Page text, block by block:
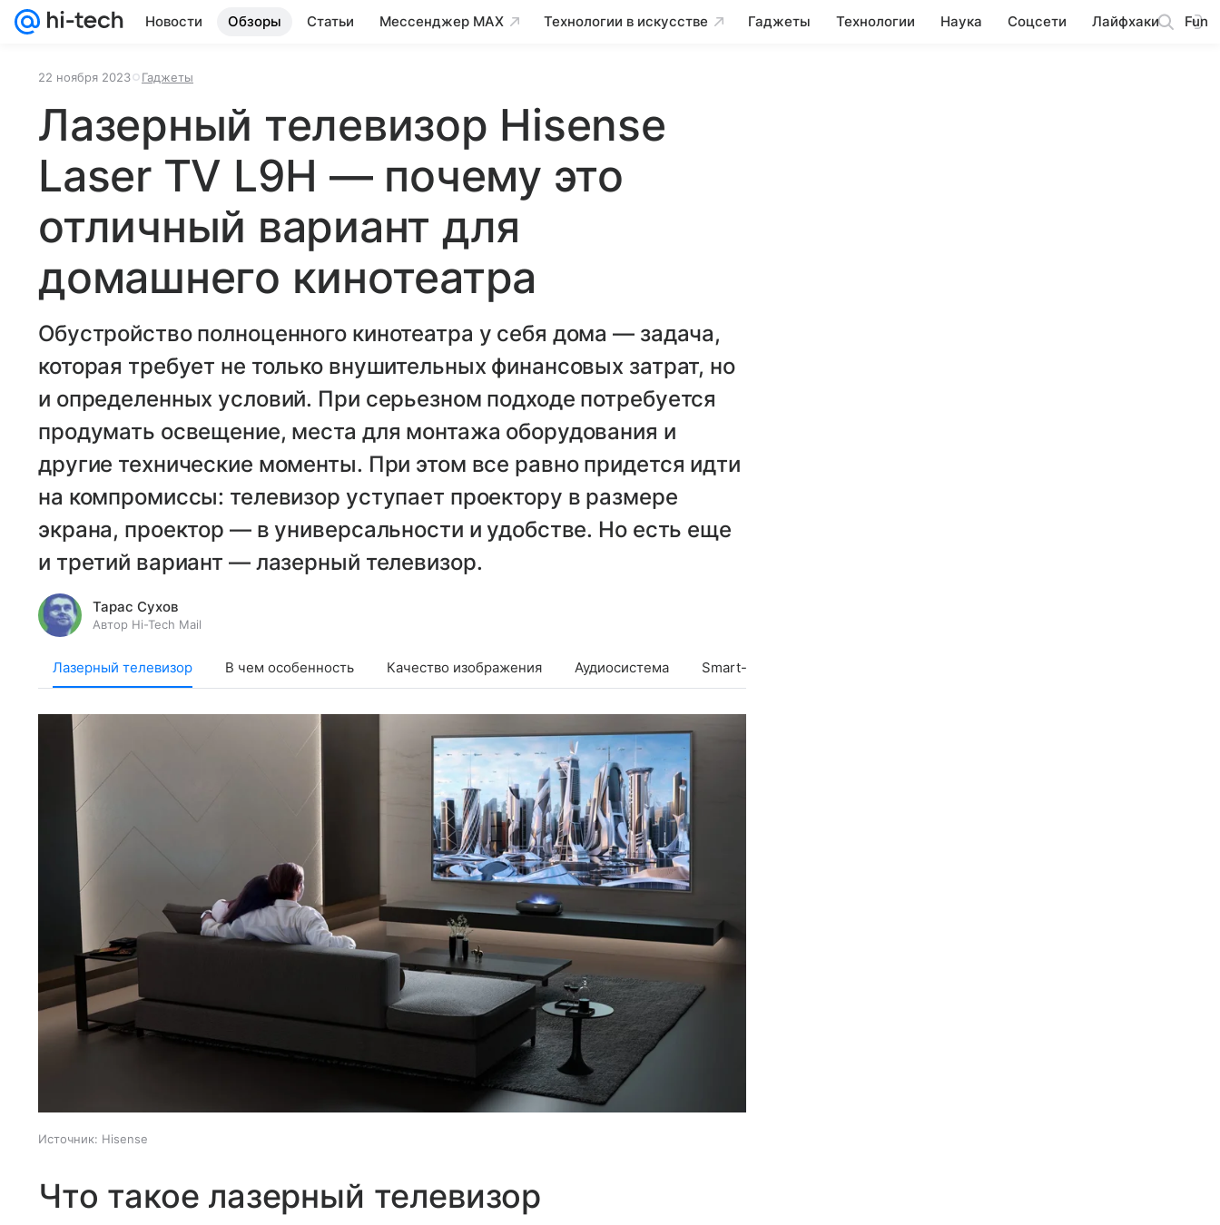
Новости Обзоры Статьи Мессенджер MAX Технологии в искусстве Гаджеты Технологии Наука Соцсети Лайфхаки Fun
22 ноября 2023 Гаджеты
Лазерный телевизор Hisense
Laser TV L9H — почему это
отличный вариант для
домашнего кинотеатра
Обустройство полноценного кинотеатра у себя дома — задача,
которая требует не только внушительных финансовых затрат, но
и определенных условий. При серьезном подходе потребуется
продумать освещение, места для монтажа оборудования и
другие технические моменты. При этом все равно придется идти
на компромиссы: телевизор уступает проектору в размере
экрана, проектор — в универсальности и удобстве. Но есть еще
и третий вариант — лазерный телевизор.
Тарас Сухов
Автор Hi-Tech Mail
Лазерный телевизор В чем особенность Качество изображения Аудиосистема Smart-возможности
Источник: Hisense
Что такое лазерный телевизор